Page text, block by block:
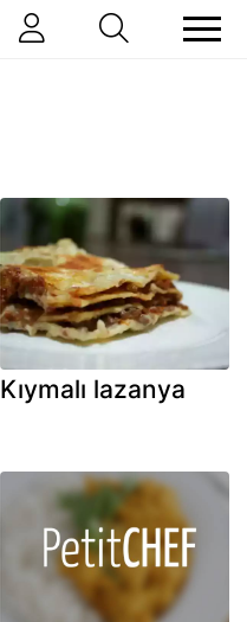
Kıymalı lazanya